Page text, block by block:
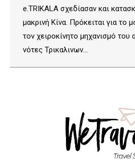
e.TRIKALA σχεδίασαν και
μακρινή Κίνα. Πρόκειται για το
τον χειροκίνητο μηχανισμό του
νότες Τρικαλινων…